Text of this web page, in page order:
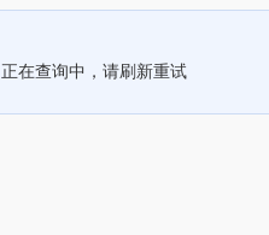
正在查询中，请刷新重试